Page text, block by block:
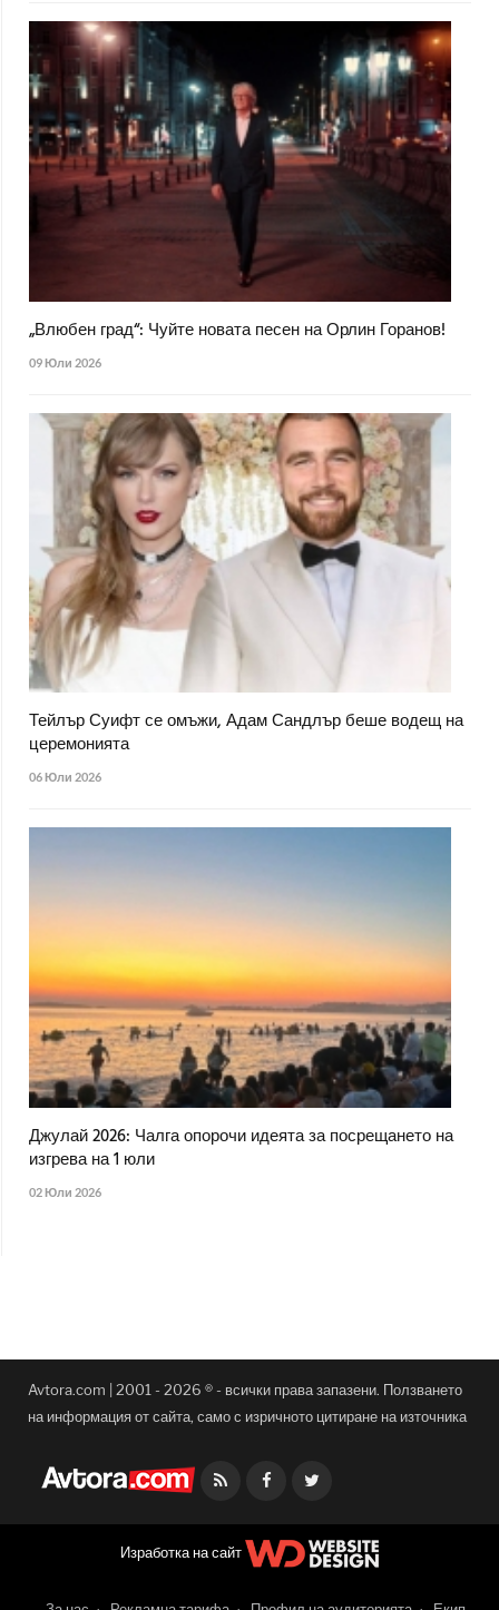
„Влюбен град“: Чуйте новата песен на Орлин Горанов!
09 Юли 2026
Тейлър Суифт се омъжи, Адам Сандлър беше водещ на
церемонията
06 Юли 2026
Джулай 2026: Чалга опорочи идеята за посрещането на
изгрева на 1 юли
02 Юли 2026
Avtora.com | 2001 - 2026 ® - всички права запазени. Ползването
на информация от сайта, само с изричното цитиране на източника
Facebook
Изработка на сайт